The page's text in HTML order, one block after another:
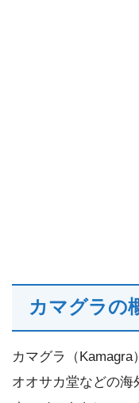
カマグラの
カマグラ（Kamagra
オオサカ堂などの海